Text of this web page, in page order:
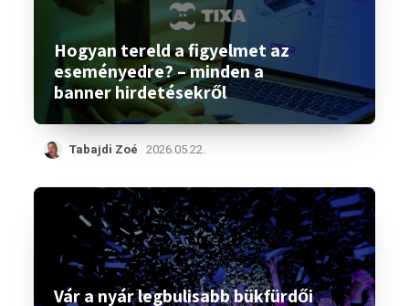
Hogyan tereld a figyelmet az
eseményedre? – minden a
banner hirdetésekről
Tabajdi Zoé 2026.05.22.
Vár a nyár legbulisabb bükfürdői